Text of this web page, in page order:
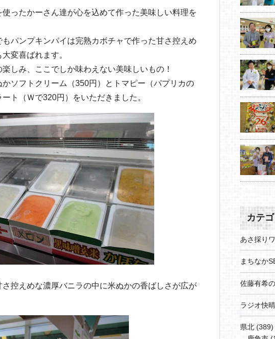
ったかーさん達が心を込めて作った美味しい料理を
パンプキンパイは完熟カボチャで作った甘さ控えめ
変喜ばれます。
しみ、ここでしか味わえない美味しいもの！
ソフトクリーム（350円）とトマピー（パプリカの
ト（Ｗで320円）をいただきました。
控えめな濃厚バニラの中に米ぬかの香ばしさが広が
カテ
あさ採り
まちなか
佐藤有希
ラジオ快
県北 (389)